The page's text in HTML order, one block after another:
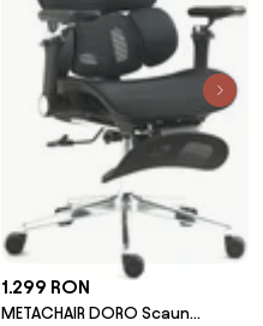
1.299 RON
METACHAIR DORO Scaun